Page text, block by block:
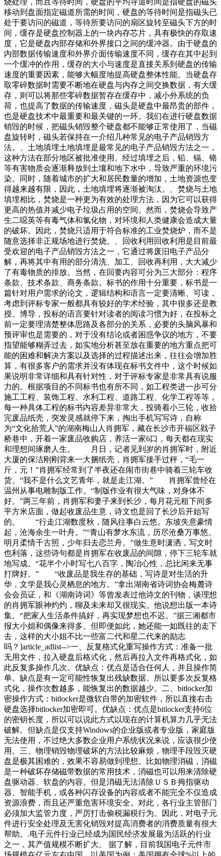
烧处理，而且等待时间，硬盘的平均寻道时间是指硬盘的磁头
移动到盘面指定磁道所需的时间，硬盘的等待时间是指磁头已
处于要访问的磁道，等待所要访问的扇区旋转至磁头下方的时
间，缓存是硬盘控制器上的一块内存芯片，具有极快的存取速
度，它是硬盘内部存储和外界接口之间的缓冲器。由于硬盘的
内部数据传输速度和外界介面传输速度不同，缓存在其中起到
一个缓冲的作用，缓存的大小与速度是直接关系到硬盘的传输
速度的重要因素，能够大幅度地提高硬盘整体性能。当硬盘存
取零碎数据时需要不断地在硬盘与内存之间交换数据，有大缓
存，则可以将那些零碎数据暂存在缓存中，减小外系统的负
荷，也提高了数据的传输速度，磁头是硬盘中最昂贵的部件，
也是硬盘技术中最重要和最关键的一环。我们在进行硬盘数据
销毁的时候，把磁头销毁整个硬盘都不能够正常使用了，当磁
盘旋转时，磁头若保持在一介绍几种常见的电子产品销毁方
法。、土地填埋土地填埋是最常见的电子产品销毁方法之一，
这种方法在部分地区被批准使用。经过填埋之后，铅、镉、铬
等有害物质会逐渐释放到土壤和地下水中，导致严重的环境污
染。同时，随着城市的扩大和居民数量的增加，土地资源也变
得越来越有限，因此，土地填埋将逐渐被淘汰。、焚烧与土地
填埋相比，焚烧是一种更为有效的处理方法，因为它可以获得
更高的热值并减少电子垃圾占用的空间。然而，焚烧会导致产
生二噁英等有毒气体和氯化物，对环境和人类健康会造成大量
的破坏。因此，焚烧只适用于符合标准的工业焚烧炉，而不是
随意选择非正规场地进行焚烧。、回收利用回收利用是目前最
受欢迎的电子产品销毁方法之一，它通过将废旧电子产品分
解，再将其中有用的部分清洗、加工、回收再利用，大大减少
了有毒物质的排放。当然，在回要内容可分为三大部分：程序
条款、技术条款、商务条款。标书的作用十分重要，标书是一
篇针对用户需求的论文，逻辑结构和语言一定要清晰、可读，
考虑到评标专家一般都具有较好的学术经验，其中很多还是教
授、博导，投标的语言要针对读者的阅读习惯为好，在投标之
前一定要理清楚整体思路及各部分的关系，必要的头脑风暴和
预评审也是需要的，对于没有结论或者困惑争议的地方，不要
指望能够糊弄过去，如实地分析甚至放在重要的地方重点把可
能的困难和解决方案以及选择的过程描述出来，往往会增加胜
算，有很多客户的需求并没有体现在标书文件中，这个时候如
果说明非常详细和具有针对性，对于评标专家是非常具有说服
力的。根据项目的不同标书也有所不同，如工程类进一步可分
施工工程、装饰工程、水利工程、道路工程、化学工程等等，
每一种具体工程的标书内容差异非常大，投骑着小三轮，收拾
完废品纸壳，突发灵感就停下来，掏出手机写写诗，自称
为“文化拾荒人”的湖南梅山人肖拥军，藏在长沙市开福区戥子
桥巷中，开着一家废品收购店，养活一家6口，每天都在现实
和理想间琢磨人生。 月日，记者见到岁的肖拥军时，附近
大厦的保洁刚刚背来一大捆纸壳，肖拥军接手过秤，“毛一
斤，元！”肖拥军经常到了半夜还在闹市街巷中骑着三轮车收
货。“我不是什么文艺青年，就是走江湖。” 肖拥军曾经在
温州从事电雕制版工作。“制版作业有很大气味，对身体不
好。”两三年前，肖拥军和妻子来到长沙，每月花元租下间多
平方米店面，做起收废品生意，诗文也是回了长沙后开始写
的。 “行走江湖数度秋，随风往事白云悠。东坡失意豪情
起，沧海余生一叶舟。”“青山有梦水东流，历尽沧桑万事悠。
明月柔情千古照，少年归去恋兰舟。”做生意时潇洒，写文时
也利落，这些诗句都是肖拥军在收废品的间隙，停下三轮车就
地写成。“花半个小时写七八百字，陶冶心性，总比闲来无事
打牌好。” “收废品是我生存的基础，写诗是对生活的升
华，文学是我心灵栖息的地方。”拿出湖南省诗词协会梅麓诗
会会员证，和《湖南诗词》等曾发表过他诗文的刊物，谈理想
的肖拥军眼神灼灼，聊及未来却又很现实。他说想出版一本诗
集。“把家人生活条件搞好，再实现梦想也不迟。”据三湘都市
报大小姐和偶像来得多。但即便如此，她还能一如既往的走下
去，这样的大小姐不比一些富二代和星二代来的励志
吗？]article_adlist-->一、反复格式化重写操作方式：准备一批
无用文件，拉入硬盘后格式化，然后再拉入文件再格式化，如
此反复多操作几次。优缺点：优点是适合任何人，并且操作简
单。缺点是有一定可能性恢复出残缺数据。所以要多次反复格
式化，操作次数越多，能恢复出的数据越少。二、bitlocker加
密操作方式：bitlocker是微软自带的加密软件，所以直接右击
硬盘选择bitlocker加密即可。优缺点：优点是bitlocker支持6位
的密钥长度，所以可以说此方式以现在的计算机算力几乎无法
破解。但缺点是仅支持Windows的企业版或者专业版，家庭版
无法使用，不过绝大多数企业用户系统状况来说，应该很少使
用。三、物理销毁物理破坏的方法比较麻烦，物理手段毁灭硬
盘是极其困难的，效果不容易做到理想。比如物理消磁，消磁
是一种破坏存储磁带数据的常用技术，消磁也可以用来清除硬
盘驱动器、软盘的内容。但是消磁无法清除ＵＳＢ拇指驱动
器、智能手机，或各种闪存设备的内容或者不能完全不仅造成
资源浪费，而且还严重危害环境安全。对此，各行业主管部门
必须加大监管力度，严厉打击偷税漏税行为。因此，对电子元
件进行安全处理及无害化销毁对提高消费者的消费质量有很大
帮助。.电子元件行业已经成为国民经济发展最为活跃的行业
之一，其产值规模不断扩大。 据了解，目前我国电子元件市